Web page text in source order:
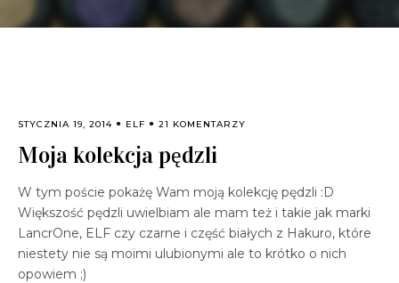
STYCZNIA 19, 2014 ELF 21 KOMENTARZY
Moja kolekcja pędzli
W tym poście pokażę Wam moją kolekcję pędzli :D
Większość pędzli uwielbiam ale mam też i takie jak marki
LancrOne, ELF czy czarne i część białych z Hakuro, które
niestety nie są moimi ulubionymi ale to krótko o nich
opowiem ;)